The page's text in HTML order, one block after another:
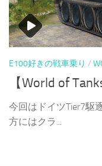
E100好きの戦車乗り /
【World of
今回はドイツTier7駆
方にはクラ...